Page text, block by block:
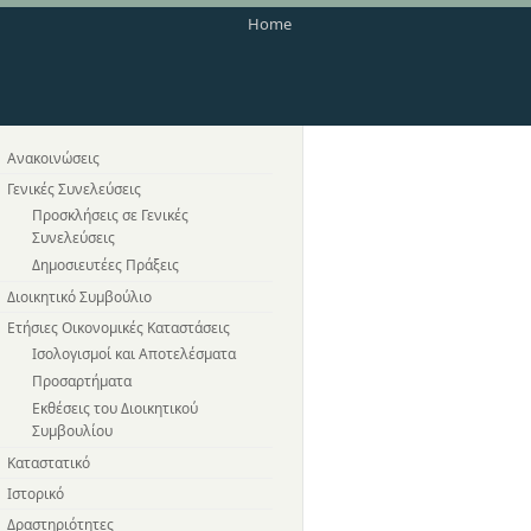
Home
Ανακοινώσεις
Γενικές Συνελεύσεις
Προσκλήσεις σε Γενικές
Συνελεύσεις
Δημοσιευτέες Πράξεις
Διοικητικό Συμβούλιο
Ετήσιες Οικονομικές Καταστάσεις
Ισολογισμοί και Αποτελέσματα
Προσαρτήματα
Εκθέσεις του Διοικητικού
Συμβουλίου
Καταστατικό
Ιστορικό
Δραστηριότητες